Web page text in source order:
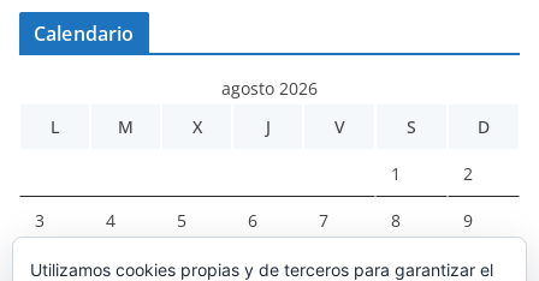
Calendario
agosto 2026
L
M X J V S D
1 2
3 4 5 6 7 8 9
10 11 12 13 14 15 16
Utilizamos cookies propias y de terceros para garantizar el